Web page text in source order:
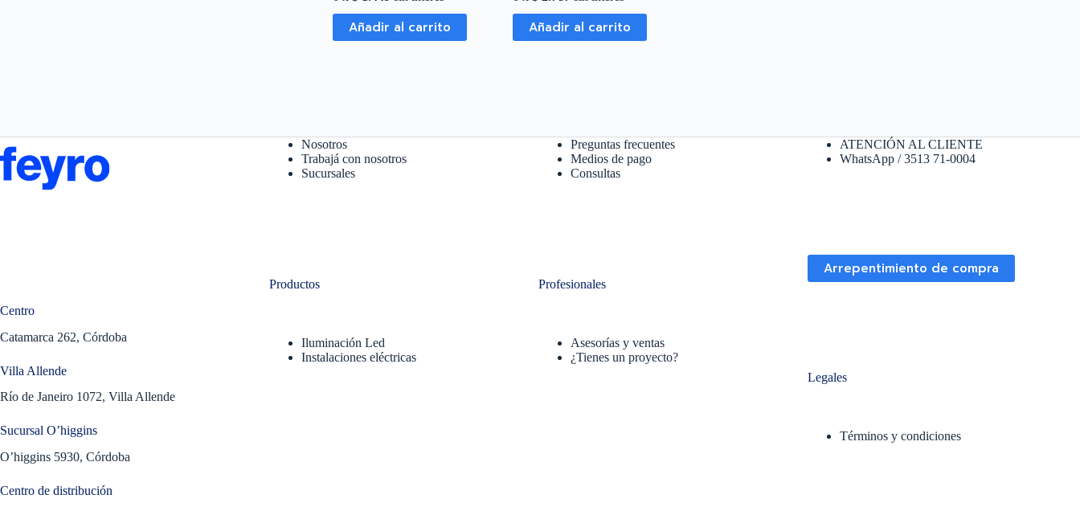
Añadir al carrito Añadir al carrito
Centro
Catamarca 262, Córdoba
Villa Allende
Río de Janeiro 1072, Villa Allende
Sucursal O’higgins
O’higgins 5930, Córdoba
Centro de distribución
Nosotros
Trabajá con nosotros
Sucursales
Productos
Iluminación Led
Instalaciones eléctricas
Preguntas frecuentes
Medios de pago
Consultas
Profesionales
Asesorías y ventas
¿Tienes un proyecto?
ATENCIÓN AL CLIENTE
WhatsApp / 3513 71-0004
Arrepentimiento de compra
Legales
Términos y condiciones